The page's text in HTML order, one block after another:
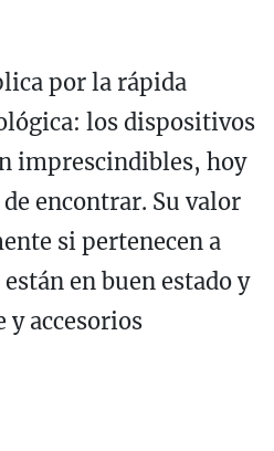
por la rápida
los dispositivos
imprescindibles, hoy
encontrar. Su valor
si pertenecen a
en buen estado y
y accesorios